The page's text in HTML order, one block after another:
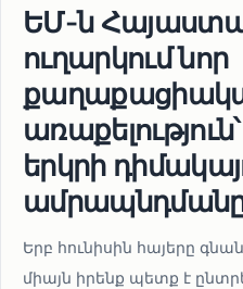
ԵՄ-ն
ուղարկում նոր
երկրի
Երբ հունիսին հայերը
միայն իրենք պետք է